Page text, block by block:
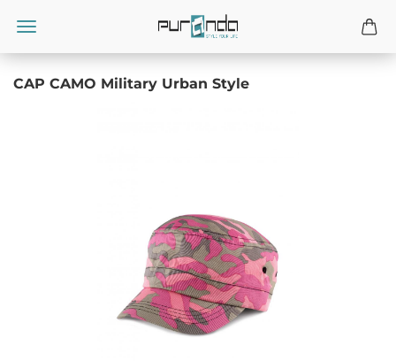
CAP CAMO Military Urban Style